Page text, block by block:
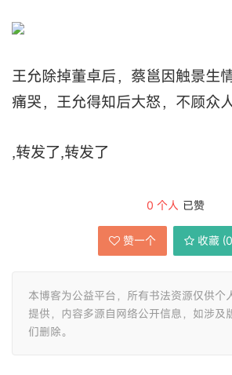
王允除掉董卓后，蔡邕因触景生
痛哭，王允得知后大怒，不顾众
,转发了,转发了
0 个人 已赞
赞一个 收藏 (0
本博客为公益平台，所有书法资源仅供个
提供，内容多源自网络公开信息，如涉及
们删除。